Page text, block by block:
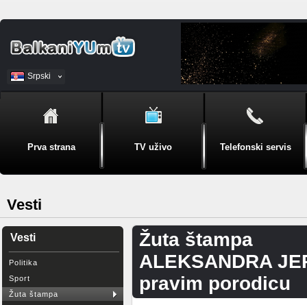
Srpski
BiH
Prva strana TV uživo Telefonski servis
Vesti
Vesti
Politika
Sport
Žuta štampa
Žuta štampa
ALEKSANDRA
pravim porodicu